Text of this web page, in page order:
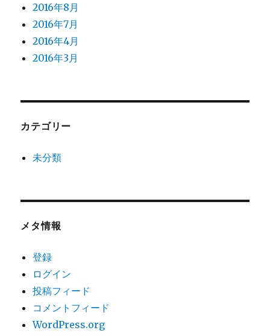
2016年8月
2016年7月
2016年4月
2016年3月
カテゴリー
未分類
メタ情報
登録
ログイン
投稿フィード
コメントフィード
WordPress.org